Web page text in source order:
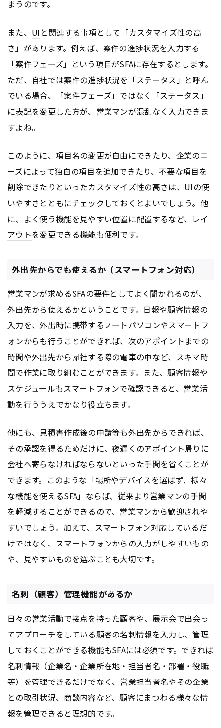
まうのです。
また、 UI と関連する事項として「カスタマイズ性の高
さ」があります。例えば、案件の進捗状況を入力する
「案件フェーズ」という項目がSFAに存在するとします。
ただ、自社では案件の進捗状況を「ステータス」と呼ん
でいる場合、「案件フェーズ」ではなく「ステータス」
に表記を変更した方が、営業マンが混乱なく入力できま
すよね。
このように、項目名の変更が自由にできたり、企業のニ
ーズによって独自の項目を追加できたり、不要な項目を
削除できたりといったカスタマイズ性の高さは、 UIの使
いやすさとともにチェックしておくとよいでしょう。他
に、よく使う機能を見やすい位置に配置するなど、 レイ
アウトを変更できる機能も便利です。
外出先からでも使えるか（スマートフォン対応）
営業マンが求めるSFAの要件としてよく聞かれるのが、
外出先から使えるかということです。日報や顧客情報の
入力を、外出時に携帯するノートパソコンやスマートフ
ォンからも行うことができれば、次のアポイントまでの
時間や外出先から帰社する際の電車の中など、スキマ時
間で作業に取り組むことができます。また、顧客情報や
スケジュールもスマートフォンで確認できると、営業活
動を行ううえでかなり役立ちます。
他にも、見積書作成後の申請等も外出先からできれば、
その承認を得るためだけに、夜遅くのアポイント帰りに
会社へ寄らなければならないといった手間を省くことが
できます。このような「場所やデバイスを選ばず、様々
な機能を使えるSFA」ならば、従来より営業マンの手間
を軽減することができるので、営業マンから歓迎されや
すいでしょう。加えて、スマートフォン対応しているだ
けではなく、スマートフォンからの入力がしやすいもの
や、見やすいものを選ぶことも大切です。
名刺（顧客）管理機能があるか
日々の営業活動で接点を持った顧客や、展示会で出会っ
てアプローチをしている顧客の名刺情報を入力し、管理
しておくことができる機能もSFAには必須です。できれば
名刺情報（企業名・企業所在地・担当者名・部署・役職
等）を管理できるだけでなく、営業担当者名やその企業
との取引状況、商談内容など、顧客にまつわる様々な情
報を管理できると理想的です。